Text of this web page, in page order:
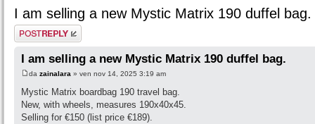
I am selling a new Mystic Matrix 190 duffel bag.
Rispondi al
messaggio
I am selling a new Mystic Matrix 190 duffel bag.
da zainalara » ven nov 14, 2025 3:19 am
Mystic Matrix boardbag 190 travel bag.
New, with wheels, measures 190x40x45.
Selling for €150 (list price €189).